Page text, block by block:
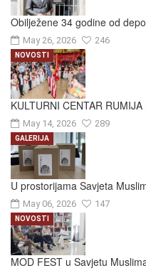
Obilježene 34 godine od
May 26, 2026 246
KULTURNI CENTAR
May 14, 2026 289
NOVOSTI
U prostorijama Savjeta
May 06, 2026 147
GALERIJA
MOD FEST u Savjetu
NOVOSTI